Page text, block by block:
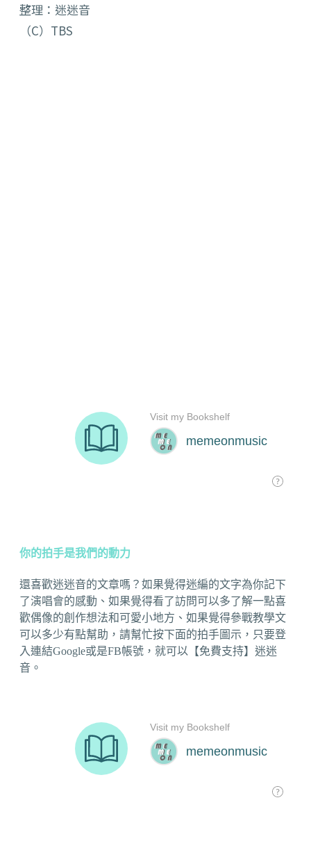
整理：迷迷音
（C）TBS
你的拍手是我們的動力
還喜歡迷迷音的文章嗎？如果覺得迷編的文字為你記下
了演唱會的感動、如果覺得看了訪問可以多了解一點喜
歡偶像的創作想法和可愛小地方、如果覺得參戰教學文
可以多少有點幫助，請幫忙按下面的拍手圖示，只要登
入連結Google或是FB帳號，就可以【免費支持】迷迷
音。